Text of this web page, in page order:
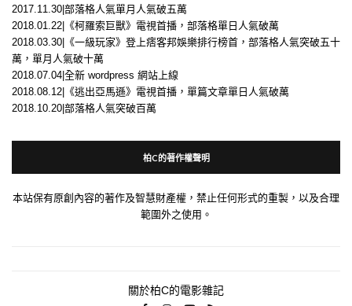
2017.11.30|部落格人氣單月人氣破五萬
2018.01.22|《柯羅索巨獸》電視首播，部落格單日人氣破萬
2018.03.30|《一級玩家》登上痞客邦娛樂排行榜首，部落格人氣突破五十
萬，單月人氣破十萬
2018.07.04|全新 wordpress 網站上線
2018.08.12|《逃出亞馬遜》電視首播，單篇文章單日人氣破萬
2018.10.20|部落格人氣突破百萬
柏C的著作權聲明
本站保有原創內容的著作及智慧財產權，禁止任何形式的重製，以及合理
範圍外之使用。
關於柏C的電影雜記